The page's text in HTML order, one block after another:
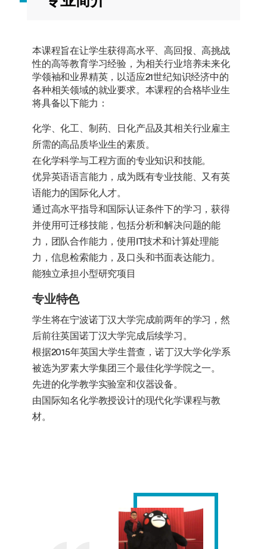
本课程旨在让学生获得高水平、高回报、高挑战
性的高等教育学习经验，为相关行业培养未来化
学领袖和业界精英，以适应21世纪知识经济中的
各种相关领域的就业要求。本课程的合格毕业生
将具备以下能力：
化学、化工、制药、日化产品及其相关行业雇主
所需的高品质毕业生的素质。
在化学科学与工程方面的专业知识和技能。
优异英语语言能力，成为既有专业技能、又有英
语能力的国际化人才。
通过高水平指导和国际认证条件下的学习，获得
并使用可迁移技能，包括分析和解决问题的能
力，团队合作能力，使用IT技术和计算处理能
力，信息检索能力，及口头和书面表达能力。
能独立承担小型研究项目
专业特色
学生将在宁波诺丁汉大学完成前两年的学习，然
后前往英国诺丁汉大学完成后续学习。
根据2015年英国大学生普查，诺丁汉大学化学系
被选为罗素大学集团三个最佳化学学院之一。
先进的化学教学实验室和仪器设备。
由国际知名化学教授设计的现代化学课程与教
材。